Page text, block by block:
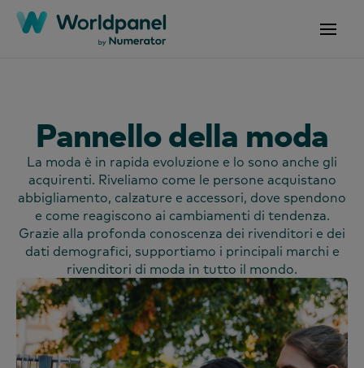
Pannello della moda
La moda è in rapida evoluzione e lo sono anche gli
acquirenti. Riveliamo come le persone acquistano
abbigliamento, calzature e accessori, dove spendono
e come reagiscono ai cambiamenti di tendenza.
Grazie alla profonda conoscenza dei rivenditori e dei
dati demografici, supportiamo i principali marchi e
rivenditori di moda in tutto il mondo.